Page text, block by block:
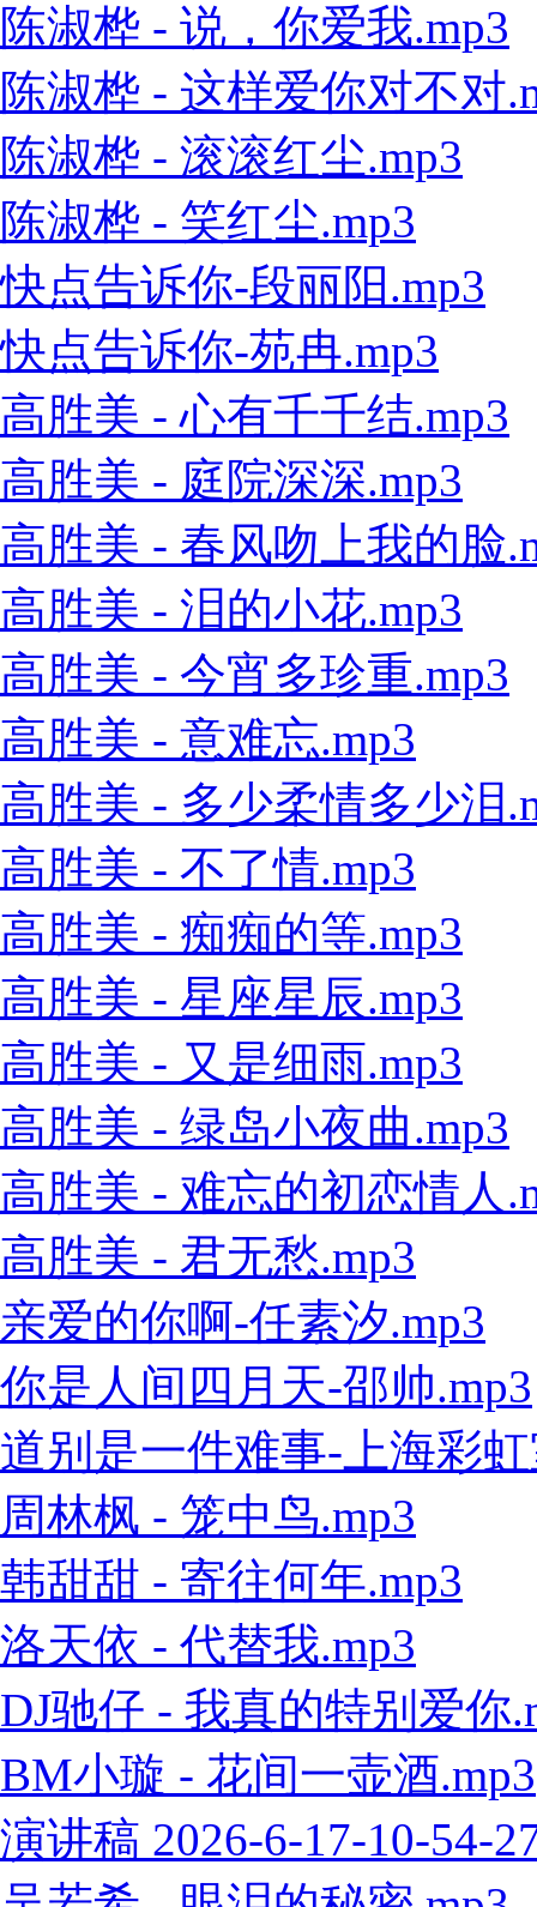
陈淑桦 - 说，你爱我.mp3
陈淑桦 - 这样爱你对不对
陈淑桦 - 滚滚红尘.mp3
陈淑桦 - 笑红尘.mp3
快点告诉你-段丽阳.mp3
快点告诉你-苑冉.mp3
高胜美 - 心有千千结.mp3
高胜美 - 庭院深深.mp3
高胜美 - 春风吻上我的脸
高胜美 - 泪的小花.mp3
高胜美 - 今宵多珍重.mp3
高胜美 - 意难忘.mp3
高胜美 - 多少柔情多少泪
高胜美 - 不了情.mp3
高胜美 - 痴痴的等.mp3
高胜美 - 星座星辰.mp3
高胜美 - 又是细雨.mp3
高胜美 - 绿岛小夜曲.mp3
高胜美 - 难忘的初恋情人
高胜美 - 君无愁.mp3
亲爱的你啊-任素汐.mp3
你是人间四月天-邵帅.mp3
道别是一件难事-上海彩
周林枫 - 笼中鸟.mp3
韩甜甜 - 寄往何年.mp3
洛天依 - 代替我.mp3
DJ驰仔 - 我真的特别爱你
BM小璇 - 花间一壶酒.mp3
演讲稿 2026-6-17-10-54-